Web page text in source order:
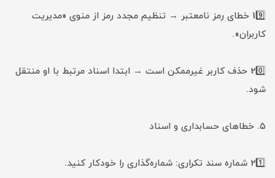
19️⃣ خطای رمز نامعتبر → تنظیم مجدد رمز از منوی «مدیریت
کاربران».
20️⃣ حذف کاربر غیرممکن است → ابتدا اسناد مرتبط با او منتقل
شود.
۵. خطاهای حسابداری و اسناد
21️⃣ شماره سند تکراری: شماره‌گذاری را خودکار کنید.